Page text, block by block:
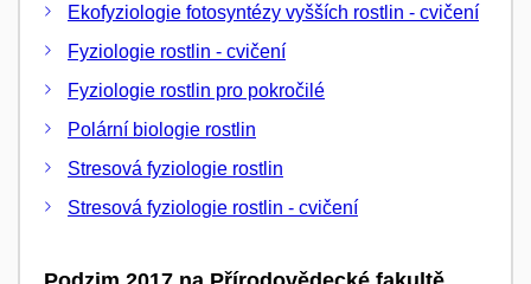
Ekofyziologie fotosyntézy vyšších rostlin - cvičení
Fyziologie rostlin - cvičení
Fyziologie rostlin pro pokročilé
Polární biologie rostlin
Stresová fyziologie rostlin
Stresová fyziologie rostlin - cvičení